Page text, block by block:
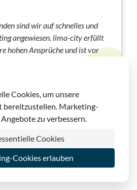
sind wir auf schnelles und
angewiesen. lima-city erfüllt
hohen Ansprüche und ist vor
, Januar 2018
Cookies, um unsere
Marketing-
zu verbessern.
Cookies
Cookies erlauben